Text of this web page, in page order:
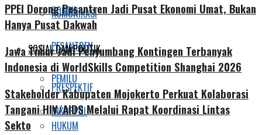
KOMUNIKASI
PESANTREN
PEMILU
INKOPPOL
SOSOK
SOSIAL DAN POLITIK
PRESPEKTIF
HUKUM
PPEI Dorong Pesantren Jadi Pusat Ekonomi Umat, Bukan
Hanya Pusat Dakwah
Jawa Timur Jadi Penyumbang Kontingen Terbanyak
Indonesia di WorldSkills Competition Shanghai 2026
Stakeholder Kabupaten Mojokerto Perkuat Kolaborasi
Tangani HIV/AIDS Melalui Rapat Koordinasi Lintas
Sekto